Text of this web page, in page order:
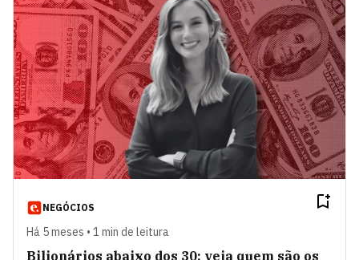
NEGÓCIOS
Há 5 meses • 1 min de leitura
Bilionários abaixo dos 30: veja quem são os